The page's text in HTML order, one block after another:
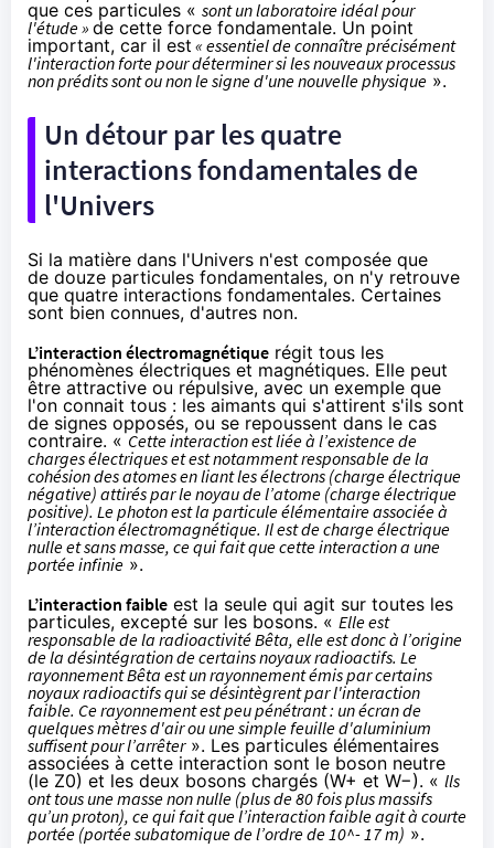
que ces particules « sont un laboratoire idéal pour
l'étude » de cette force fondamentale. Un point
important, car il est « essentiel de connaître précisément
l'interaction forte pour déterminer si les nouveaux processus
non prédits sont ou non le signe d'une nouvelle physique ».
Un détour par les quatre
interactions fondamentales de
l'Univers
Si la matière dans l'Univers n'est composée que
de douze particules fondamentales, on n'y retrouve
que quatre interactions fondamentales. Certaines
sont bien connues, d'autres non.
L’interaction électromagnétique régit tous les
phénomènes électriques et magnétiques. Elle peut
être attractive ou répulsive, avec un exemple que
l'on connait tous : les aimants qui s'attirent s'ils sont
de signes opposés, ou se repoussent dans le cas
contraire. «Cette interaction est liée à l’existence de
charges électriques et est notamment responsable de la
cohésion des atomes en liant les électrons (charge électrique
négative) attirés par le noyau de l’atome (charge électrique
positive). Le photon est la particule élémentaire associée à
l’interaction électromagnétique. Il est de charge électrique
nulle et sans masse, ce qui fait que cette interaction a une
portée infinie ».
L’interaction faible est la seule qui agit sur toutes les
particules, excepté sur les bosons. « Elle est
responsable de la radioactivité Bêta, elle est donc à l’origine
de la désintégration de certains noyaux radioactifs. Le
rayonnement Bêta est un rayonnement émis par certains
noyaux radioactifs qui se désintègrent par l'interaction
faible. Ce rayonnement est peu pénétrant : un écran de
quelques mètres d'air ou une simple feuille d'aluminium
suffisent pour l’arrêter». Les particules élémentaires
associées à cette interaction sont le boson neutre
(le Z0) et les deux bosons chargés (W+ et W−). « lls
ont tous une masse non nulle (plus de 80 fois plus massifs
qu’un proton), ce qui fait que l’interaction faible agit à courte
portée (portée subatomique de l’ordre de 10^- 17 m) ».